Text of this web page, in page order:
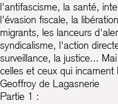
l'antifascisme, la santé,
l'évasion fiscale, la
migrants, les lanceurs
syndicalisme, l'action
surveillance, la justice...
celles et ceux qui incarnent
Geoffroy de Lagasnerie
Partie 1 :